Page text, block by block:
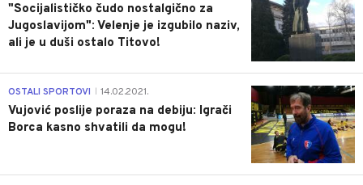
"Socijalističko čudo nostalgično za
Jugoslavijom": Velenje je izgubilo naziv,
ali je u duši ostalo Titovo!
1
OSTALI SPORTOVI 14.02.2021.
Vujović poslije poraza na debiju: Igrači
Borca kasno shvatili da mogu!